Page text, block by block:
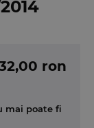
ron
mai poate fi